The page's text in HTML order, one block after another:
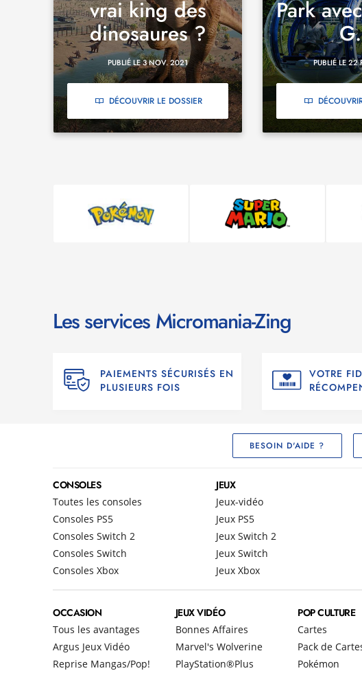
vrai king des
dinosaures ?
PUBLIÉ LE 3 NOV. 2021
DÉCOUVRIR LE DOSSIER
Park
PUBLIÉ LE 22
Les services Micromania-Zing
PAIEMENTS SÉCURISÉS EN
PLUSIEURS FOIS
VOTRE
BESOIN D'AIDE ?
CONSOLES
Toutes les consoles
Consoles PS5
Consoles Switch 2
Consoles Switch
Consoles Xbox
JEUX
Jeux-vidéo
Jeux PS5
Jeux Switch 2
Jeux Switch
Jeux Xbox
OCCASION
Tous les avantages
Argus Jeux Vidéo
Reprise Mangas/Pop!
JEUX VIDÉO
Bonnes Affaires
Marvel's Wolverine
PlayStation®Plus
POP CULTURE
Cartes
Pack de
Pokémon